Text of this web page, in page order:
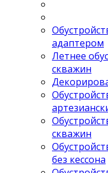
адаптером
Летнее
скважин
скважин
без кессона